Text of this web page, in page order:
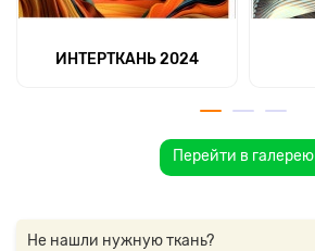
ИНТЕРТКАНЬ 2024
Перейти в галерею
Не нашли нужную ткань?